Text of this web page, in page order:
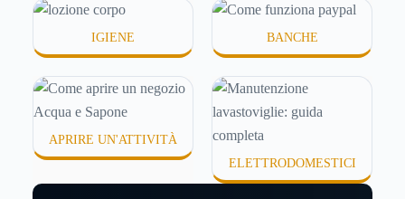
IGIENE BANCHE
APRIRE UN'ATTIVITÀ
ELETTRODOMESTICI